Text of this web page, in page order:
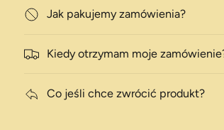
Jak pakujemy zamówienia?
Kiedy otrzymam moje
Co jeśli chce zwrócić produkt?